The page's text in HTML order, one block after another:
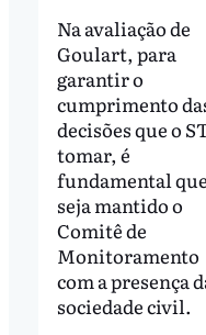
Na avaliação de
Goulart, para
garantir o
cumprimento
decisões que o
tomar, é
fundamental que
seja mantido o
Comitê de
Monitoramento
com a presença
sociedade civil.